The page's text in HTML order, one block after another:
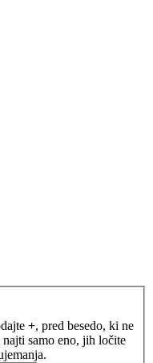
+, pred besedo, ki ne
najti samo eno, jih ločite